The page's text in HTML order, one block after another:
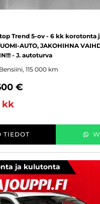
Trend 5-ov - 6 kk korotonta
AUTO, JAKOHIHNA
- J. autoturva
115 000 km
€
kk
TIEDOT
ja kulutonta